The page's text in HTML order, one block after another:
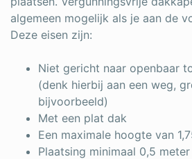
algemeen mogelijk als je aan de
Deze eisen zijn:
Niet gericht naar openbaar
(denk hierbij aan een weg,
bijvoorbeeld)
Met een plat dak
Een maximale hoogte van
Plaatsing minimaal 0,5